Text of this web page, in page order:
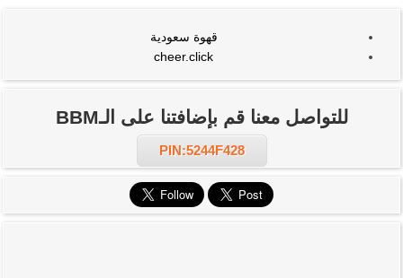
قهوة سعودية
cheer.click
للتواصل معنا قم بإضافتنا على الـBBM
PIN:5244F428